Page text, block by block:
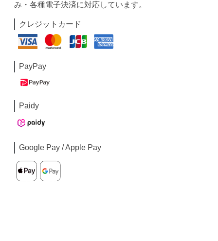
み・各種電子決済に対応しています。
クレジットカード
PayPay
Paidy
Google Pay / Apple Pay